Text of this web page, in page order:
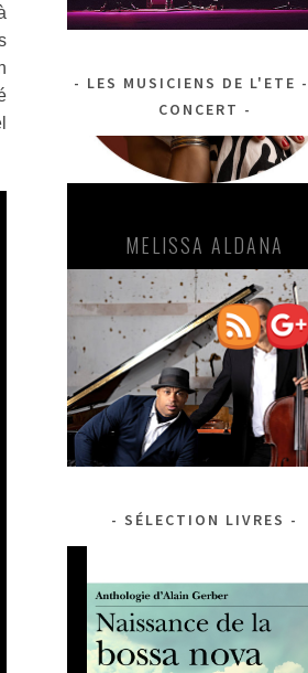
LES MUSICIENS DE L'ETE
CONCERT
VINCENT SEGAL-
FONSECA
SÉLECTION LIVRES
http://
4">